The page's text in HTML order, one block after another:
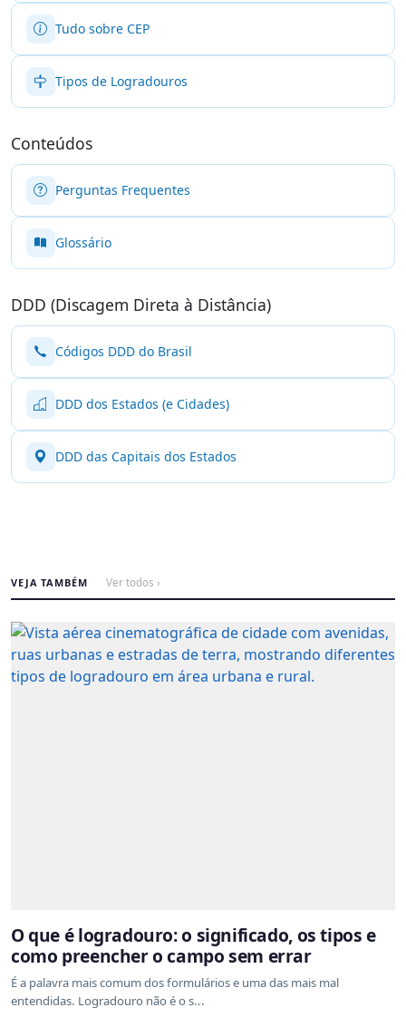
Tudo sobre CEP
Tipos de Logradouros
Conteúdos
Perguntas Frequentes
Glossário
DDD (Discagem Direta à Distância)
Códigos DDD do Brasil
DDD dos Estados (e Cidades)
DDD das Capitais dos Estados
VEJA TAMBÉM Ver todos ›
O que é logradouro: o significado, os tipos e
como preencher o campo sem errar
É a palavra mais comum dos formulários e uma das mais mal
entendidas. Logradouro não é o s...